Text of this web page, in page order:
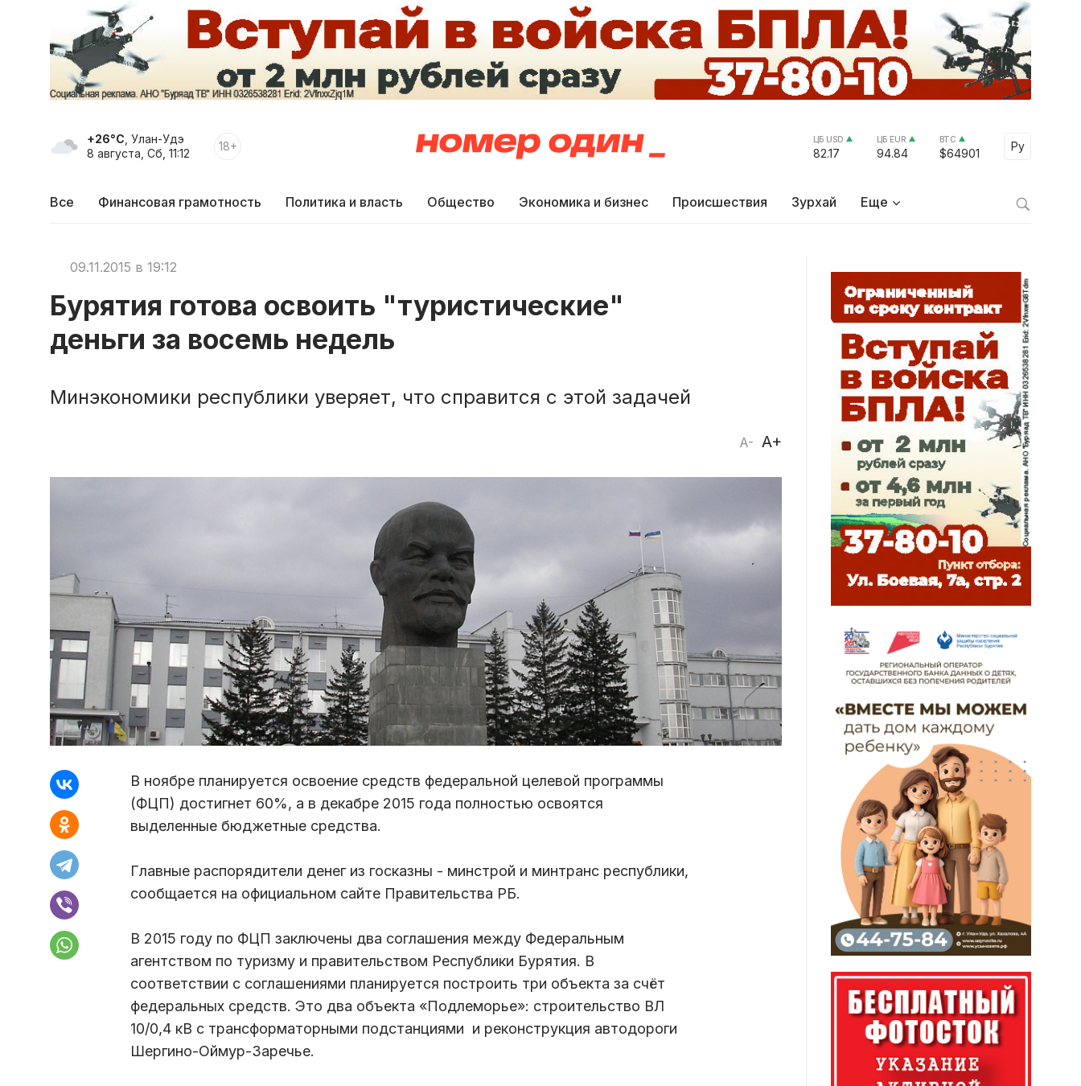
+26°C , Улан-Удэ
8 августа, Сб, 11:12
18+ ЦБ USD
82.17
ЦБ EUR
94.84
BTC
$64901
Ру
Select
Все Финансовая грамотность Политика и власть Общество Экономика и бизнес Происшествия Зурхай Еще
09.11.2015 в 19:12
Бурятия готова освоить "туристические"
деньги за восемь недель
Минэкономики республики уверяет, что справится с этой задачей
A- A+
В ноябре планируется освоение средств федеральной целевой программы
(ФЦП) достигнет 60%, а в декабре 2015 года полностью освоятся
выделенные бюджетные средства.
Главные распорядители денег из госказны - минстрой и минтранс республики,
сообщается на официальном сайте Правительства РБ.
В 2015 году по ФЦП заключены два соглашения между Федеральным
агентством по туризму и правительством Республики Бурятия. В
соответствии с соглашениями планируется построить три объекта за счёт
федеральных средств. Это два объекта «Подлеморье»: строительство ВЛ
10/0,4 кВ с трансформаторными подстанциями и реконструкция автодороги
Шергино-Оймур-Заречье.